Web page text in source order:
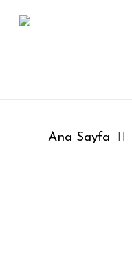
Ana Sayfa